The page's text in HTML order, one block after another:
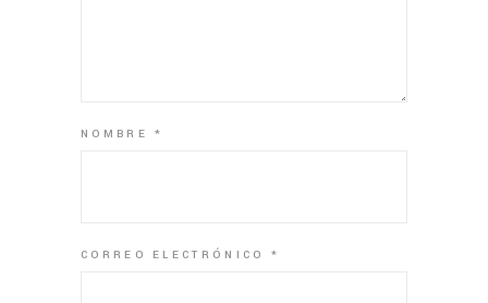
NOMBRE*
CORREO ELECTRÓNICO *